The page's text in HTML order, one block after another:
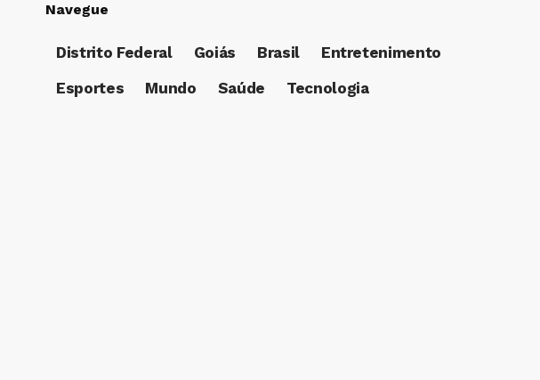
Navegue
Distrito Federal Goiás Brasil
Entretenimento
Esportes
Mundo Saúde Tecnologia